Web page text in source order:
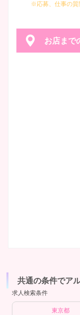
※応募、仕事の質
お店まで
共通の条件でア
求人検索条件
東京都